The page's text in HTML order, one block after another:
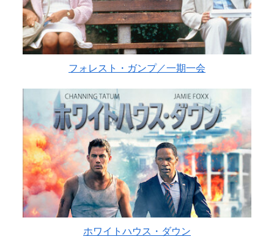
フォレスト・ガンプ／一期一会
ホワイトハウス・ダウン